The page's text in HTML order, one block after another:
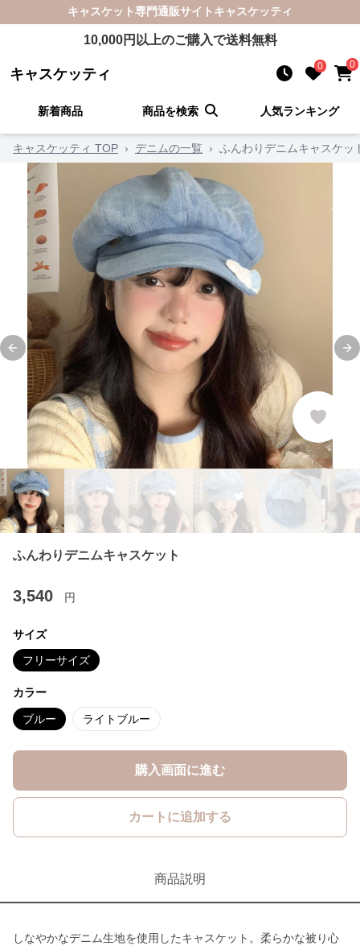
キャスケット専門通販サイト キャスケッティ
10,000円以上のご購入で送料無料
キャスケッティ 0 0
新着商品 商品を検索 人気ランキング
キャスケッティ TOP › デニムの一覧 › ふんわりデニムキャスケッ
Previous slide
ふんわりデニムキャスケット
3,540 円
サイズ
フリーサイズ
カラー
ブルー ライトブルー
購入画面に進む
カートに追加する
商品説明
しなやかなデニム生地を使用したキャスケット。柔らかな被り心